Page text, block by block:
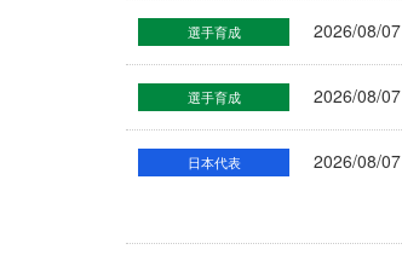
選手育成 2026/08/07
選手育成 2026/08/07
日本代表 2026/08/07